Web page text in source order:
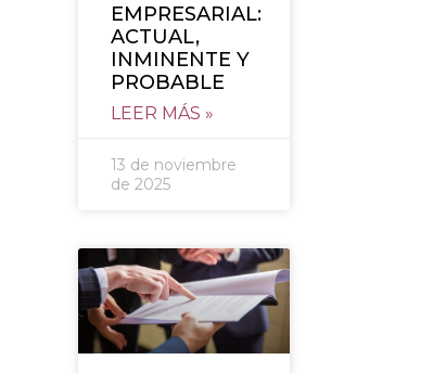
EMPRESARIAL:
ACTUAL,
INMINENTE Y
PROBABLE
LEER MÁS »
13 de noviembre
de 2025